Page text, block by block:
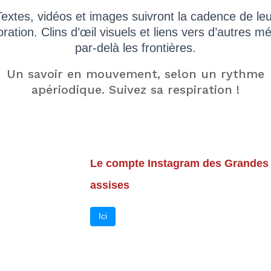
vidéos et images suivront la cadence de
Clins d’œil visuels et liens vers d’autres
par-delà les frontières.
Un savoir en mouvement, selon un rythme
apériodique. Suivez sa respiration !
Le compte Instagram des Grandes
assises
Ici